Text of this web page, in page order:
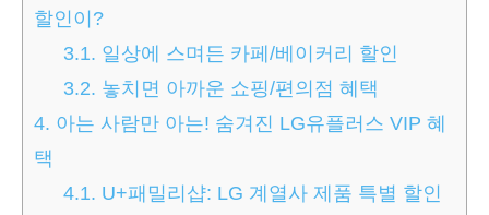
할인이?
3.1. 일상에 스며든 카페/베이커리 할인
3.2. 놓치면 아까운 쇼핑/편의점 혜택
4. 아는 사람만 아는! 숨겨진 LG유플러스 VIP 혜
택
4.1. U+패밀리샵: LG 계열사 제품 특별 할인